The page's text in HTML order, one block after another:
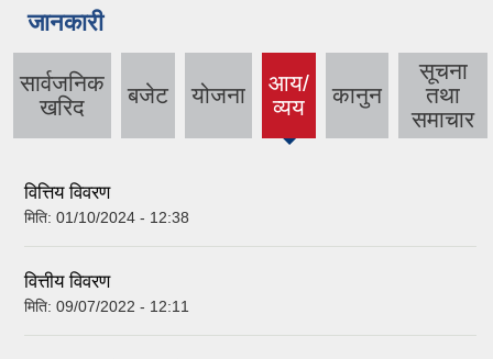
जानकारी
सार्वजनिक
खरिद
बजेट योजना
आय/
व्यय
(active
कानुन
सूचना
तथा
समाचार
वित्तिय विवरण
मिति: 01/10/2024 - 12:38
वित्तीय विवरण
मिति: 09/07/2022 - 12:11